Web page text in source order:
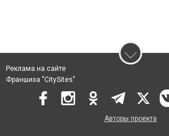
Реклама на сайте
Франшиза "CitySites"
Авторы проекта